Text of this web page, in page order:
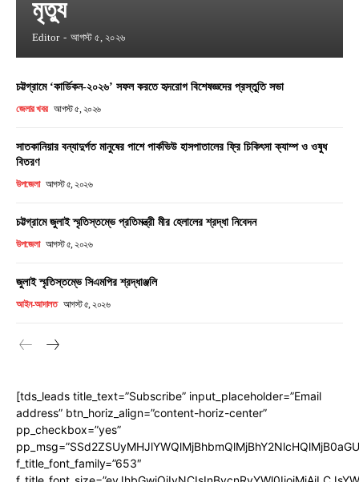
মৃত্যু
Editor - আগস্ট ৫, ২০২৬
চট্টগ্রামে ‘কার্ডিকন-২০২৬’ সফল করতে হৃদরোগ বিশেষজ্ঞদের প্রস্তুতি সভা
জেলার খবর আগস্ট ৫, ২০২৬
সাতকানিয়ার বন্যাদুর্গত মানুষের পাশে পার্কভিউ হাসপাতালের ফ্রি চিকিৎসা ক্যাম্প ও ওষুধ
বিতরণ
উপজেলা আগস্ট ৫, ২০২৬
চট্টগ্রামে জুলাই স্মৃতিস্তম্ভে প্রতিমন্ত্রী মীর হেলালের শ্রদ্ধা নিবেদন
উপজেলা আগস্ট ৫, ২০২৬
জুলাই স্মৃতিস্তম্ভে সিএমপির শ্রদ্ধাঞ্জলি
আইন-আদালত আগস্ট ৫, ২০২৬
[tds_leads title_text=”Subscribe” input_placeholder=”Email
address” btn_horiz_align=”content-horiz-center”
pp_checkbox=”yes”
f_title_font_family=”653″